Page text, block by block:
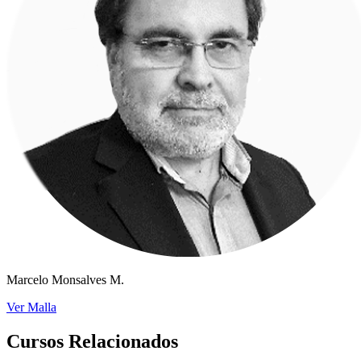
Marcelo Monsalves M.
Ver Malla
Cursos Relacionados